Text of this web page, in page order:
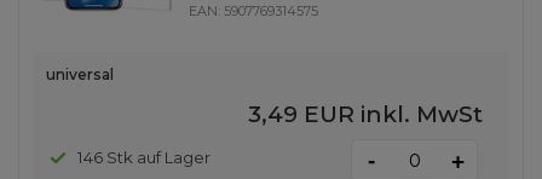
EAN: 5907769314575
universal
3,49 EUR inkl. MwSt
146 Stk auf Lager - +